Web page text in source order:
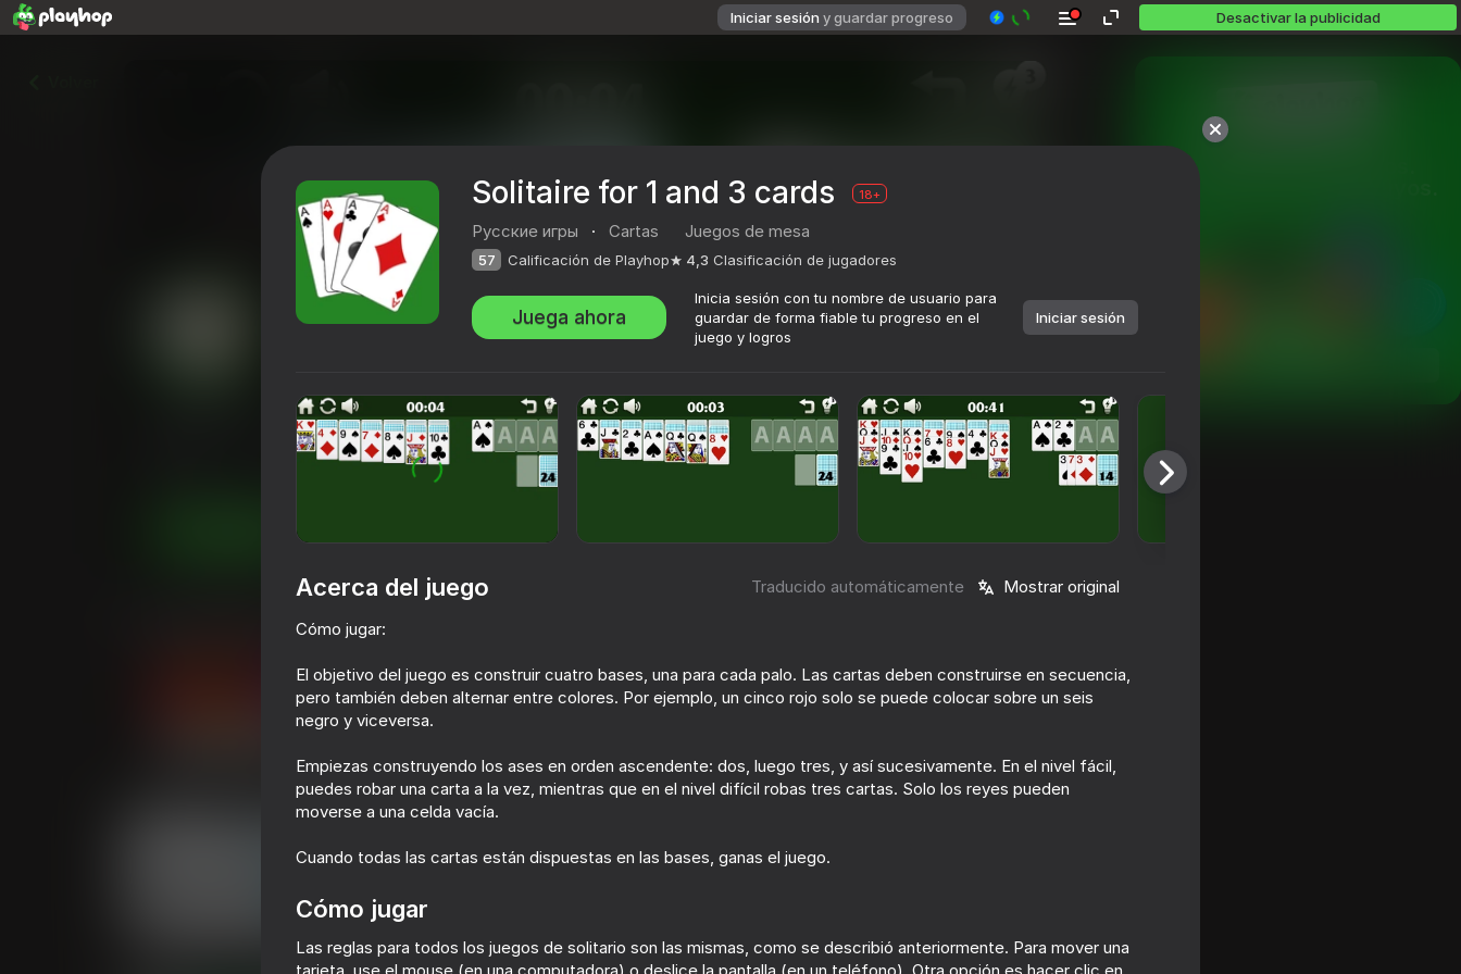
Iniciar sesión y guardar progreso Desactivar la publicidad
Más de 10,000 juegos.
Solitaire for 1 and 3 cards
Calificación de Playhop 4,3 Clasificación de jugadores 18+
Русские игры
73
ONU
63
Sudoku 2.0
61
Ono: cartas clásicas
Match & Clear
Mahjong Solitario
Solitaire Classic Klondike
Solitaire for 1 and 3 cards 18+
Русские игры · Cartas Juegos de mesa
57 Calificación de Playhop 4,3 Clasificación de jugadores
Juega ahora
Inicia sesión con tu nombre de usuario para
guardar de forma fiable tu progreso en el
juego y logros
Iniciar sesión
Acerca del juego Traducido automáticamente Mostrar original
Cómo jugar:
El objetivo del juego es construir cuatro bases, una para cada palo. Las cartas deben construirse en secuencia,
pero también deben alternar entre colores. Por ejemplo, un cinco rojo solo se puede colocar sobre un seis
negro y viceversa.
Empiezas construyendo los ases en orden ascendente: dos, luego tres, y así sucesivamente. En el nivel fácil,
puedes robar una carta a la vez, mientras que en el nivel difícil robas tres cartas. Solo los reyes pueden
moverse a una celda vacía.
Cuando todas las cartas están dispuestas en las bases, ganas el juego.
Cómo jugar
Las reglas para todos los juegos de solitario son las mismas, como se describió anteriormente. Para mover una